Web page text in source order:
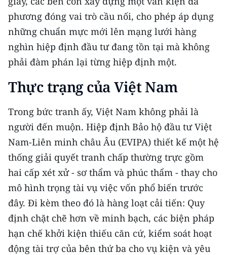
phương đóng vai trò cầu nối, cho phép áp dụng
những chuẩn mực mới lên mạng lưới hàng
nghìn hiệp định đầu tư đang tồn tại mà không
phải đàm phán lại từng hiệp định một.
Thực trạng của Việt Nam
Trong bức tranh ấy, Việt Nam không phải là
người đến muộn. Hiệp định Bảo hộ đầu tư Việt
Nam-Liên minh châu Âu (EVIPA) thiết kế một hệ
thống giải quyết tranh chấp thường trực gồm
hai cấp xét xử - sơ thẩm và phúc thẩm - thay cho
mô hình trọng tài vụ việc vốn phổ biến trước
đây. Đi kèm theo đó là hàng loạt cải tiến: Quy
định chặt chẽ hơn về minh bạch, các biện pháp
hạn chế khởi kiện thiếu căn cứ, kiểm soát hoạt
động tài trợ của bên thứ ba cho vụ kiện và yêu